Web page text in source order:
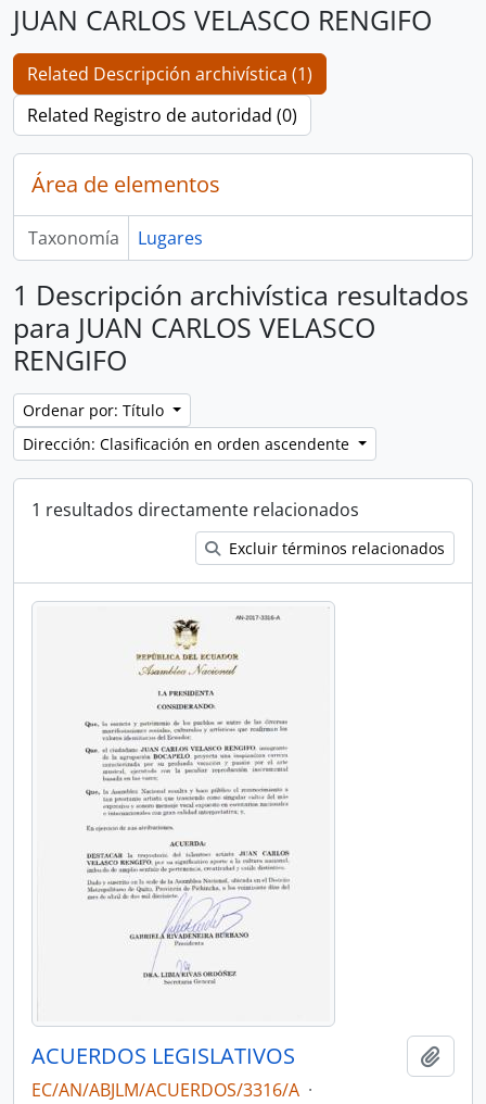
JUAN CARLOS VELASCO RENGIFO
Related Descripción archivística (1)
Related Registro de autoridad (0)
Área de elementos
Taxonomía Lugares
1 Descripción archivística resultados
para JUAN CARLOS VELASCO
RENGIFO
Ordenar por: Título
Dirección: Clasificación en orden ascendente
1 resultados directamente relacionados
Excluir términos relacionados
ACUERDOS LEGISLATIVOS
EC/AN/ABJLM/ACUERDOS/3316/A ·